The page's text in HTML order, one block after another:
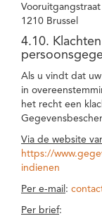
1210 Brussel
4.10.
Als u vindt dat
in
het recht een
Via de website
https://
indienen
Per e-mail :
Per brief: